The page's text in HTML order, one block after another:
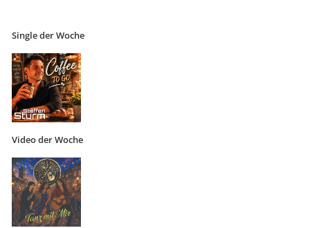
Single der Woche
Video der Woche